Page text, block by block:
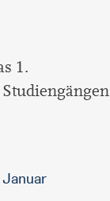
1.
Januar